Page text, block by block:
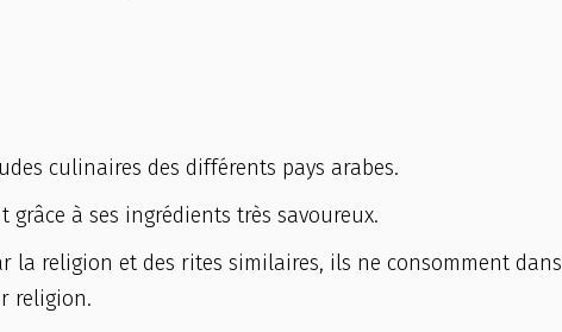
culinaires des différents pays arabes.
à ses ingrédients très savoureux.
la religion et des rites similaires, ils ne consomment dans
religion.